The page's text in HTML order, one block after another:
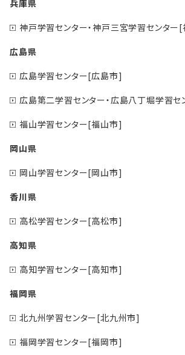
兵庫県
神戸学習センター・神戸三宮学習センター
広島県
広島学習センター[広島市]
広島第二学習センター・広島八丁堀学習
福山学習センター[福山市]
岡山県
岡山学習センター[岡山市]
香川県
高松学習センター[高松市]
高知県
高知学習センター[高知市]
福岡県
北九州学習センター[北九州市]
福岡学習センター[福岡市]